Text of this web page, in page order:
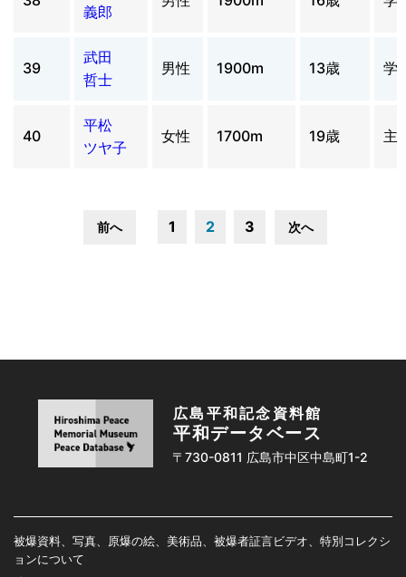
義郎
39
武田
哲士
男性 1900m 13歳 学
40
平松
ツヤ子
女性 1700m 19歳 主
前へ 1 2 3 次へ
広島平和記念資料館
平和データベース
〒730-0811 広島市中区中島町1-2
被爆資料、写真、原爆の絵、美術品、被爆者証言ビデオ、特別コレクシ
ョンについて